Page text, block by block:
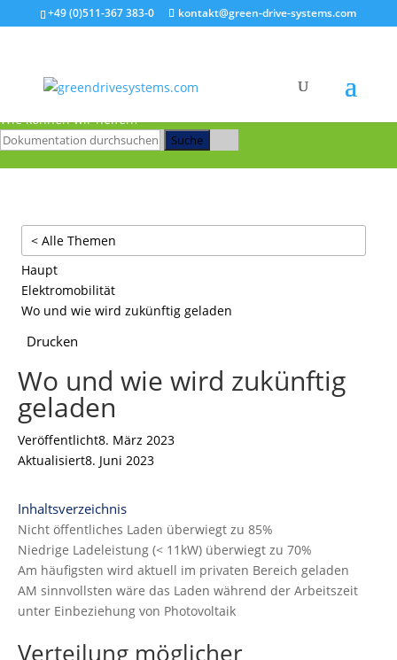
+49 (0)511-367 383-0 kontakt@green-drive-systems.com
Zum Hauptinhalt springen
Wie können wir helfen?
Suche
< Alle Themen
Haupt
Elektromobilität
Wo und wie wird zukünftig geladen
Drucken
Wo und wie wird zukünftig
geladen
Veröffentlicht8. März 2023
Aktualisiert8. Juni 2023
Inhaltsverzeichnis
Nicht öffentliches Laden überwiegt zu 85%
Niedrige Ladeleistung (< 11kW) überwiegt zu 70%
Am häufigsten wird aktuell im privaten Bereich geladen
AM sinnvollsten wäre das Laden während der Arbeitszeit
unter Einbeziehung von Photovoltaik
Verteilung möglicher